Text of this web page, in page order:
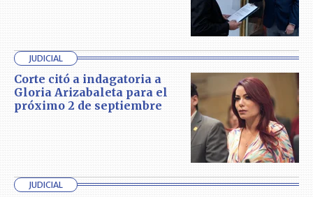
JUDICIAL
Corte citó a indagatoria a
Gloria Arizabaleta para el
próximo 2 de septiembre
JUDICIAL